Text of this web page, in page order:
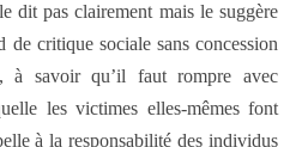
dit pas clairement mais le suggère
de critique sociale sans concession
à savoir qu’il faut rompre avec
les victimes elles-mêmes font
à la responsabilité des individus